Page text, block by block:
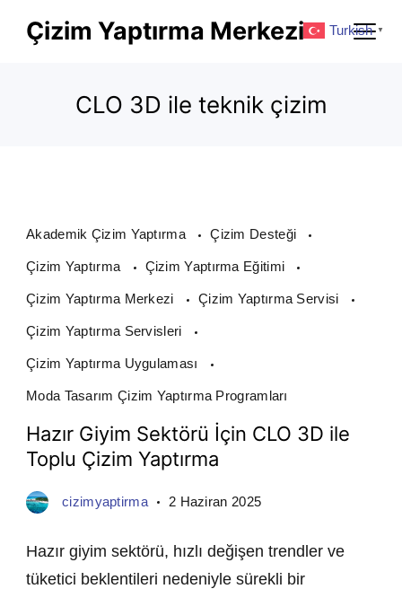
Çizim Yaptırma Merkezi
CLO 3D ile teknik çizim
Akademik Çizim Yaptırma Çizim Desteği
Çizim Yaptırma Çizim Yaptırma Eğitimi
Çizim Yaptırma Merkezi Çizim Yaptırma Servisi
Çizim Yaptırma Servisleri
Çizim Yaptırma Uygulaması
Moda Tasarım Çizim Yaptırma Programları
Hazır Giyim Sektörü İçin CLO 3D ile
Toplu Çizim Yaptırma
cizimyaptirma 2 Haziran 2025
Hazır giyim sektörü, hızlı değişen trendler ve
tüketici beklentileri nedeniyle sürekli bir
Turkish ▼